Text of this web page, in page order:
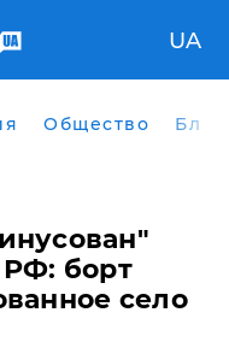
UA
Общество
борт
село